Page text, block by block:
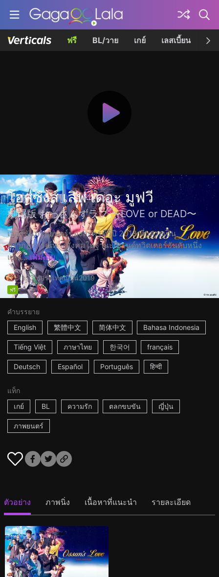
ฟรี BL/วาย เกย์ เลสเบี้ยน เค
โอสซังส์ เลิฟ เดอะ มูฟวี
劇場版 おっさんずラブ 〜LOVE or DEAD〜
เวอร์ชั่นภาพยนตร์ของละครทีวีปี 2018 ที่กลายเป็น
ปรากฏการณ์ทางสังคมในฐานะเทรนด์ทวิตเตอร์อันดับหนึ่ง
และ... เพิ่มเติม
1h53mประเทศญี่ปุ่น2019
ฟรี
คำบรรยาย
English
繁體中文 简体中文 Bahasa Indonesia
Tiếng Việt ภาษาไทย 한국어 français
Deutsch Español Português हिन्दी
แท็ก
เกย์
BL ความรัก ตลกขบขัน ญี่ปุ่น
ภาพยนตร์
ตัวอย่าง ภาพนิ่ง เนื้อหาที่แนะนำ รายละเอียด